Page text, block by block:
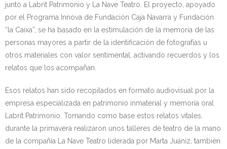
junto a Labrit Patrimonio y La Nave Teatro. El proyecto, apoyado
por el Programa Innova de Fundación Caja Navarra y Fundación
“la Caixa”, se ha basado en la estimulación de la memoria de las
personas mayores a partir de la identificación de fotografías u
otros materiales con valor sentimental, activando recuerdos y los
relatos que los acompañan.
Esos relatos han sido recopilados en formato audiovisual por la
empresa especializada en patrimonio inmaterial y memoria oral
Labrit Patrimonio. Tomando como base estos relatos vitales,
durante la primavera realizaron unos talleres de teatro de la mano
de la compañía La Nave Teatro liderada por Marta Juániz, también